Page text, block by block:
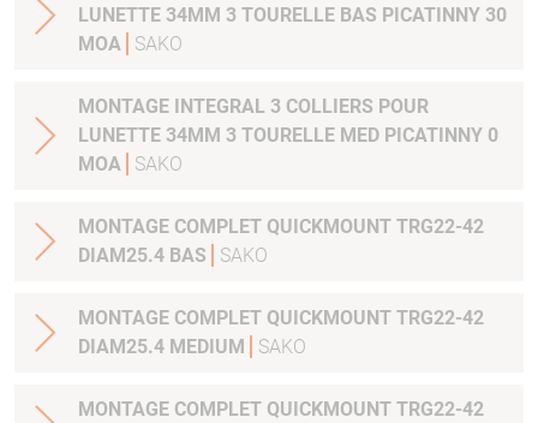
LUNETTE 34MM 3 TOURELLE BAS PICATINNY 30
MOA
SAKO
MONTAGE INTEGRAL 3 COLLIERS POUR
LUNETTE 34MM 3 TOURELLE MED PICATINNY 0
MOA
SAKO
MONTAGE COMPLET QUICKMOUNT TRG22-42
DIAM25.4 BAS
SAKO
MONTAGE COMPLET QUICKMOUNT TRG22-42
DIAM25.4 MEDIUM
SAKO
MONTAGE COMPLET QUICKMOUNT TRG22-42